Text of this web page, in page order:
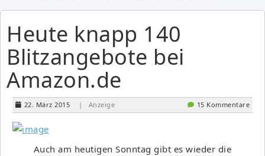
Heute knapp 140
Blitzangebote bei
Amazon.de
22. März 2015 | Anzeige 15 Kommentare
Auch am heutigen Sonntag gibt es wieder die